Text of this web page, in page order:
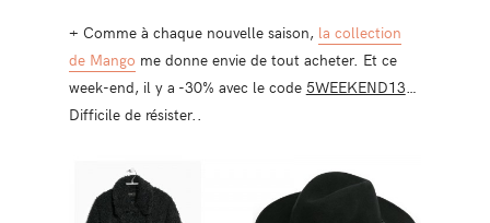
+ Comme à chaque nouvelle saison, la collection
de Mango me donne envie de tout acheter. Et ce
week-end, il y a -30% avec le code 5WEEKEND13…
Difficile de résister..